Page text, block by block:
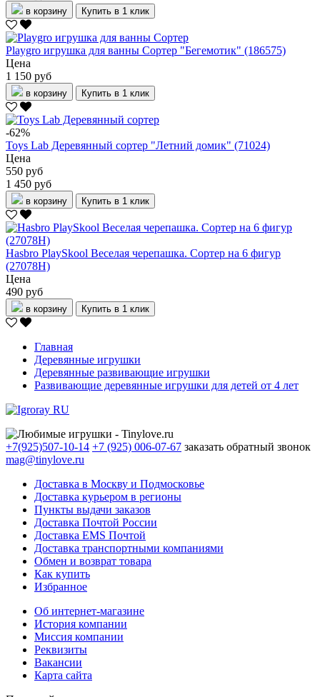
в корзину Купить в 1 клик
Playgro игрушка для ванны Сортер "Бегемотик" (186575)
Цена
1 150 руб
в корзину Купить в 1 клик
-62%
Toys Lab Деревянный сортер "Летний домик" (71024)
Цена
550 руб
1 450 руб
в корзину Купить в 1 клик
Hasbro PlaySkool Веселая черепашка. Сортер на 6 фигур
(27078H)
Цена
490 руб
в корзину Купить в 1 клик
Главная
Деревянные игрушки
Деревянные развивающие игрушки
Развивающие деревянные игрушки для детей от 4 лет
+7(925)507-10-14 +7 (925) 006-07-67 заказать обратный звонок
mag@tinylove.ru
Доставка в Москву и Подмосковье
Доставка курьером в регионы
Пункты выдачи заказов
Доставка Почтой России
Доставка EMS Почтой
Доставка транспортными компаниями
Обмен и возврат товара
Как купить
Избранное
Об интернет-магазине
История компании
Миссия компании
Реквизиты
Вакансии
Карта сайта